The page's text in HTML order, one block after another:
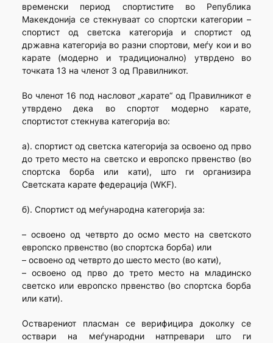
временски период спортистите во Република
Макекдонија се стекнуваат со спортски категории –
спортист од светска категорија и спортист од
државна категорија во разни спортови, меѓу кои и во
карате (модерно и традиционално) утврдено во
точката 13 на членот 3 од Правилникот.
Во членот 16 под насловот „карате“ од Правилникот е
утврдено дека во спортот модерно карате,
спортистот стекнува категорија во:
а). спортист од светска категорија за освоено од прво
до трето место на светско и европско првенство (во
спортска борба или кати), што ги организира
Светската карате федерација (WKF).
б). Спортист од меѓународна категорија за:
– освоено од четврто до осмо место на светското
европско првенство (во спортска борба) или
– освоено од четврто до шесто место (во кати),
– освоено од прво до трето место на младинско
светско или европско првенство (во спортска борба
или кати).
Остварениот пласман се верифицира доколку се
оствари на меѓународни натпревари што ги